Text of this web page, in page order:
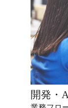
開発・